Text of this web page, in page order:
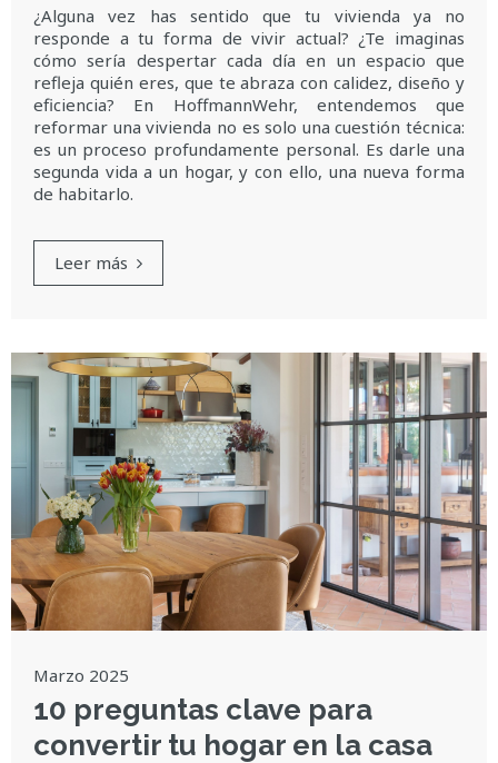
¿Alguna vez has sentido que tu vivienda ya no
responde a tu forma de vivir actual? ¿Te imaginas
cómo sería despertar cada día en un espacio que
refleja quién eres, que te abraza con calidez, diseño y
eficiencia? En HoffmannWehr, entendemos que
reformar una vivienda no es solo una cuestión técnica:
es un proceso profundamente personal. Es darle una
segunda vida a un hogar, y con ello, una nueva forma
de habitarlo.
Leer más
Marzo 2025
10 preguntas clave para
convertir tu hogar en la casa